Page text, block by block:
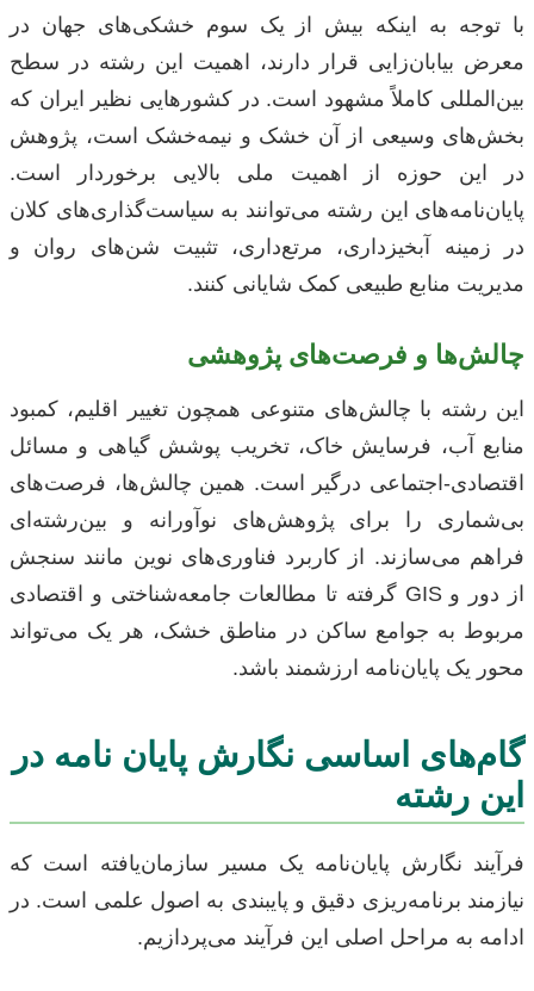
با توجه به اینکه بیش از یک سوم خشکی‌های جهان در
معرض بیابان‌زایی قرار دارند، اهمیت این رشته در سطح
بین‌المللی کاملاً مشهود است. در کشورهایی نظیر ایران که
بخش‌های وسیعی از آن خشک و نیمه‌خشک است، پژوهش
در این حوزه از اهمیت ملی بالایی برخوردار است.
پایان‌نامه‌های این رشته می‌توانند به سیاست‌گذاری‌های کلان
در زمینه آبخیزداری، مرتع‌داری، تثبیت شن‌های روان و
مدیریت منابع طبیعی کمک شایانی کنند.
چالش‌ها و فرصت‌های پژوهشی
این رشته با چالش‌های متنوعی همچون تغییر اقلیم، کمبود
منابع آب، فرسایش خاک، تخریب پوشش گیاهی و مسائل
اقتصادی-اجتماعی درگیر است. همین چالش‌ها، فرصت‌های
بی‌شماری را برای پژوهش‌های نوآورانه و بین‌رشته‌ای
فراهم می‌سازند. از کاربرد فناوری‌های نوین مانند سنجش
از دور و GIS گرفته تا مطالعات جامعه‌شناختی و اقتصادی
مربوط به جوامع ساکن در مناطق خشک، هر یک می‌تواند
محور یک پایان‌نامه ارزشمند باشد.
گام‌های اساسی نگارش پایان نامه در
این رشته
فرآیند نگارش پایان‌نامه یک مسیر سازمان‌یافته است که
نیازمند برنامه‌ریزی دقیق و پایبندی به اصول علمی است. در
ادامه به مراحل اصلی این فرآیند می‌پردازیم.